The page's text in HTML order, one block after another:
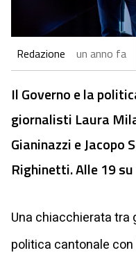
Redazione un anno fa
Il Governo e la
giornalisti Laura
Gianinazzi e Jacopo
Righinetti. Alle 19
Una chiacchierata tra
politica cantonale